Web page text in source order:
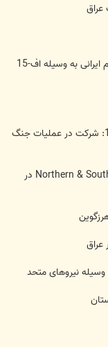
4- عربستان سعودی، 1984: سرنگونی دو فروند فانتوم ایرانی به وسیله اف-15
6- نیروی هوایی آمریکا، نیروی هوایی عربستان، 1991: شرکت در عملیات جنگ
7- نیروی هوایی آمریکا، 1991: عملیات Northern & Southern Watch در